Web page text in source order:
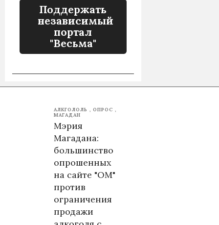
Поддержать
независимый
портал
"Весьма"
АЛКГОЛОЛЬ
ОПРОС
МАГАДАН
Мэрия
Магадана:
большинство
опрошенных
на сайте "ОМ"
против
ограничения
продажи